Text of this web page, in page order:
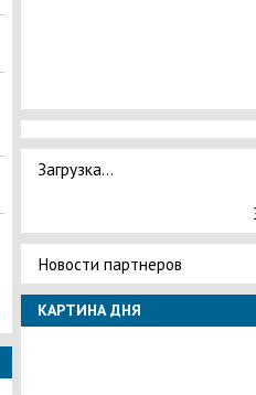
Загрузка...
Новости партнеров
КАРТИНА ДНЯ